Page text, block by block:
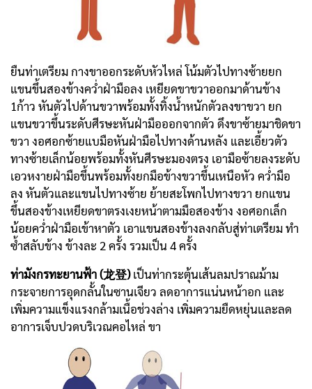
ยืนท่าเตรียม กางขาออกระดับหัวไหล่ โน้มตัวไปทางซ้ายยก
แขนขึ้นสองข้างคว่ำฝ่ามือลง เหยียดขาขวาออกมาด้านข้าง
1ก้าว หันตัวไปด้านขวาพร้อมทั้งทิ้งน้ำหนักตัวลงขาขวา ยก
แขนขวาขึ้นระดับศีรษะหันฝ่ามือออกจากตัว ดึงขาซ้ายมาชิดขา
ขวา งอศอกซ้ายแบมือหันฝ่ามือไปทางด้านหลัง และเอี้ยวตัว
ทางซ้ายเล็กน้อยพร้อมทั้งหันศีรษะมองตรง เอามือซ้ายลงระดับ
เอวหงายฝ่ามือขึ้นพร้อมทั้งยกมือข้างขวาขึ้นเหนือหัว คว่ำมือ
ลง หันตัวและแขนไปทางซ้าย ย้ายสะโพกไปทางขวา ยกแขน
ขึ้นสองข้างเหยียดขาตรงเงยหน้าตามมือสองข้าง งอศอกเล็ก
น้อยคว่ำฝ่ามือเข้าหาตัว เอาแขนสองข้างลงกลับสู่ท่าเตรียม ทำ
ซ้ำสลับข้าง ข้างละ 2 ครั้ง รวมเป็น 4 ครั้ง
ท่ามังกรทะยานฟ้า (龙登)เป็นท่ากระตุ้นเส้นลมปราณม้าม
กระจายการอุดกลั้นในซานเจียว ลดอาการแน่นหน้าอก และ
เพิ่มความแข็งแรงกล้ามเนื้อช่วงล่าง เพิ่มความยืดหยุ่นและลด
อาการเจ็บปวดบริเวณคอไหล่ ขา